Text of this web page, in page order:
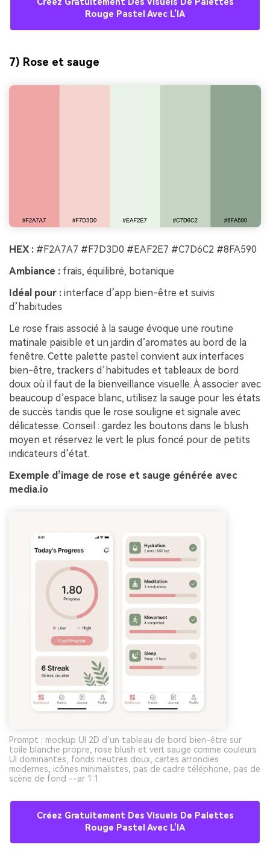
Créez Gratuitement Des Visuels De Palettes
Rouge Pastel Avec L’IA
7) Rose et sauge
HEX : #F2A7A7 #F7D3D0 #EAF2E7 #C7D6C2 #8FA590
Ambiance : frais, équilibré, botanique
Idéal pour : interface d’app bien-être et suivis
d’habitudes
Le rose frais associé à la sauge évoque une routine
matinale paisible et un jardin d’aromates au bord de la
fenêtre. Cette palette pastel convient aux interfaces
bien-être, trackers d’habitudes et tableaux de bord
doux où il faut de la bienveillance visuelle. À associer avec
beaucoup d’espace blanc, utilisez la sauge pour les états
de succès tandis que le rose souligne et signale avec
délicatesse. Conseil : gardez les boutons dans le blush
moyen et réservez le vert le plus foncé pour de petits
indicateurs d’état.
Exemple d’image de rose et sauge générée avec
media.io
Prompt : mockup UI 2D d’un tableau de bord bien-être sur
toile blanche propre, rose blush et vert sauge comme couleurs
UI dominantes, fonds neutres doux, cartes arrondies
modernes, icônes minimalistes, pas de cadre téléphone, pas de
scène de fond --ar 1:1
Créez Gratuitement Des Visuels De Palettes
Rouge Pastel Avec L’IA